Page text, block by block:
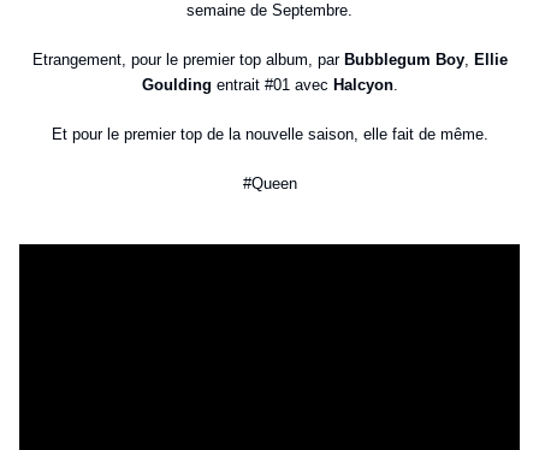
semaine de Septembre.
Etrangement, pour le premier top album, par Bubblegum Boy, Ellie
Goulding entrait #01 avec Halcyon.
Et pour le premier top de la nouvelle saison, elle fait de même.
#Queen